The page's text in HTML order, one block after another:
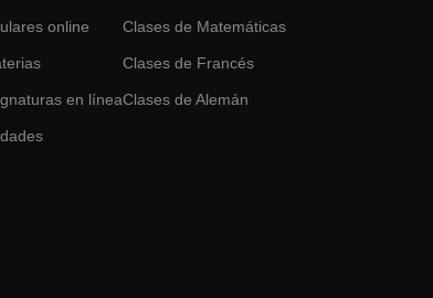
online
en línea
Clases de Matemáticas
Clases de Francés
Clases de Alemán